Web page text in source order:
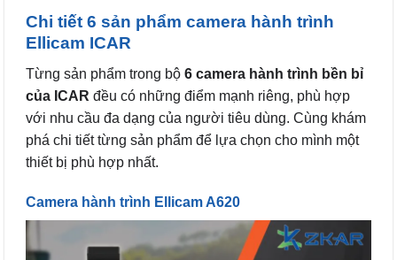
Chi tiết 6 sản phẩm camera hành trình
Ellicam ICAR
Từng sản phẩm trong bộ 6 camera hành trình bền bỉ
của ICAR đều có những điểm mạnh riêng, phù hợp
với nhu cầu đa dạng của người tiêu dùng. Cùng khám
phá chi tiết từng sản phẩm để lựa chọn cho mình một
thiết bị phù hợp nhất.
Camera hành trình Ellicam A620